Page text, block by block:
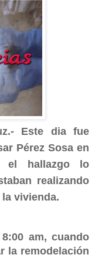
Este dia fue
Pérez Sosa en
el hallazgo lo
realizando
vivienda.
am, cuando
la remodelación